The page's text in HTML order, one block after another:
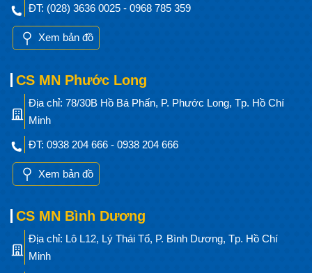
ĐT: (028) 3636 0025 - 0968 785 359
Xem bản đồ
CS MN Phước Long
Địa chỉ: 78/30B Hồ Bá Phấn, P. Phước Long, Tp. Hồ Chí
Minh
ĐT: 0938 204 666 - 0938 204 666
Xem bản đồ
CS MN Bình Dương
Địa chỉ: Lô L12, Lý Thái Tổ, P. Bình Dương, Tp. Hồ Chí
Minh